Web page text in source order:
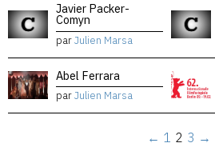
Javier Packer-
Comyn
parJulien Marsa
Abel Ferrara
parJulien Marsa
← 1 2 3 →